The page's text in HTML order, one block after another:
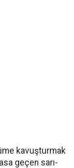
kavuşturmak
geçen sarı-